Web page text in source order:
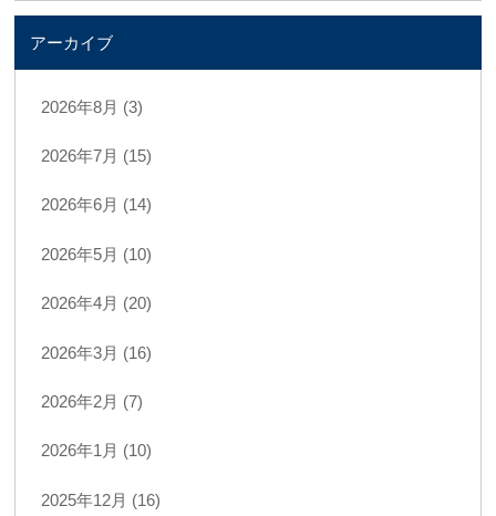
アーカイブ
2026年8月 (3)
2026年7月 (15)
2026年6月 (14)
2026年5月 (10)
2026年4月 (20)
2026年3月 (16)
2026年2月 (7)
2026年1月 (10)
2025年12月 (16)